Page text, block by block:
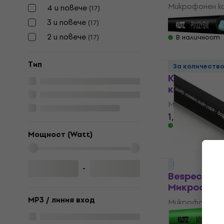
4 и повече (17)
3 и повече (17)
2 и повече (17)
Tип
Мощност (Watt)
-
MP3 / линия вход
Микрофонен
4,8/5
1,89 €
В наличност
Klotz
кабел
Микрофонен
1,39 €
В наличност
За
Bespeco B/
Микрофонен
4,5/5
За